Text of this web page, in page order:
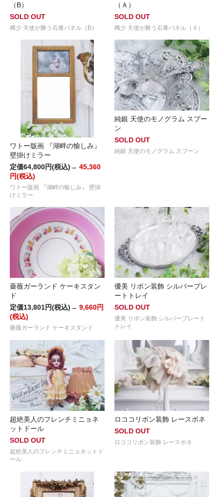
（B）
SOLD OUT
稀少 天使が舞う石膏パネル（B）
（Ａ）
SOLD OUT
稀少 天使が舞う石膏パネル（Ａ）
ワトー版画 『湖畔の愉しみ』
壁掛けミラー
定価64,800円(税込)→ 45,360
円(税込)
ワトー版画 『湖畔の愉しみ』 壁掛
けミラー
純銀 天使のモノグラム スプー
ン
SOLD OUT
純銀 天使のモノグラム スプーン
薔薇ガーランド ケーキスタン
ド
定価13,801円(税込)→ 9,660円
(税込)
薔薇ガーランド ケーキスタンド
優美 リボン装飾 シルバープレ
ートトレイ
SOLD OUT
優美 リボン装飾 シルバープレート
トレイ
超絶美人のフレンチミニョネ
ットドール
SOLD OUT
超絶美人のフレンチミニョネットド
ール
ロココリボン装飾 レースボネ
SOLD OUT
ロココリボン装飾 レースボネ